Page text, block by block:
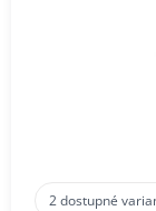
2 dostupné